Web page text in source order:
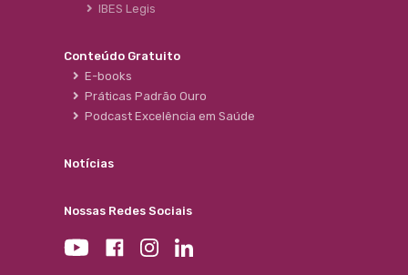
IBES Legis
Conteúdo Gratuito
E-books
Práticas Padrão Ouro
Podcast Excelência em Saúde
Notícias
Nossas Redes Sociais